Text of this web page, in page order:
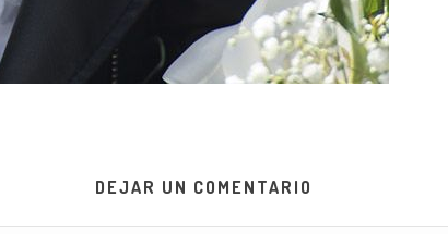
DEJAR UN COMENTARIO